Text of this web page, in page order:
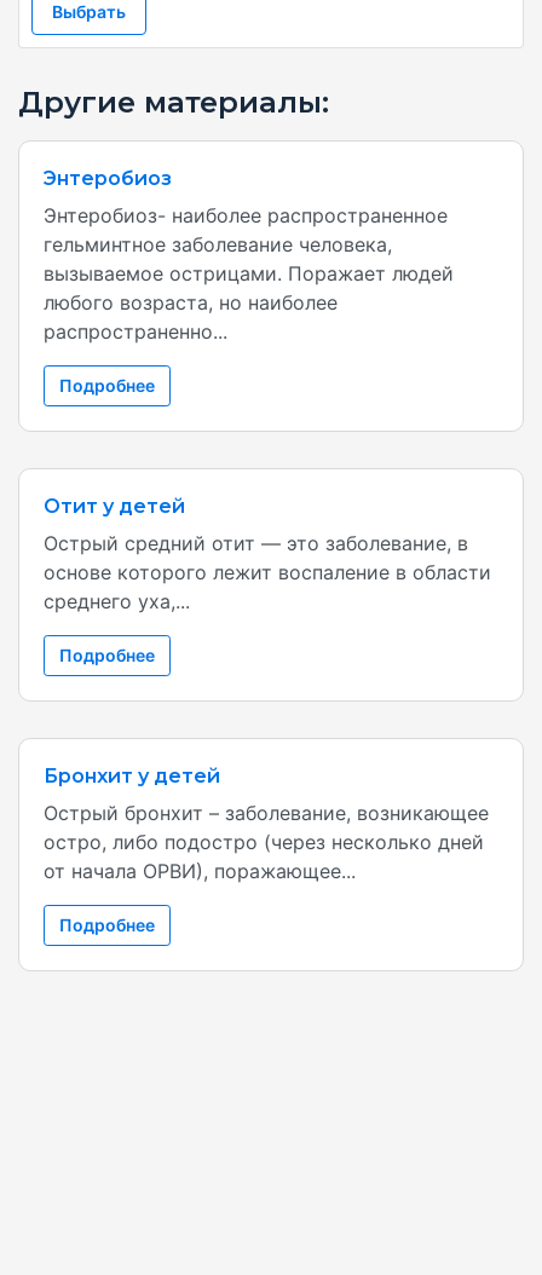
Выбрать
Другие материалы:
Энтеробиоз
Энтеробиоз- наиболее распространенное
гельминтное заболевание человека,
вызываемое острицами. Поражает людей
любого возраста, но наиболее
распространенно...
Подробнее
Отит у детей
Острый средний отит — это заболевание, в
основе которого лежит воспаление в области
среднего уха,...
Подробнее
Бронхит у детей
Острый бронхит – заболевание, возникающее
остро, либо подостро (через несколько дней
от начала ОРВИ), поражающее...
Подробнее